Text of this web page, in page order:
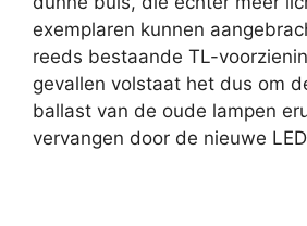
exemplaren kunnen
reeds bestaande TL-
gevallen volstaat het dus om
ballast van de oude lampen
vervangen door de nieuwe